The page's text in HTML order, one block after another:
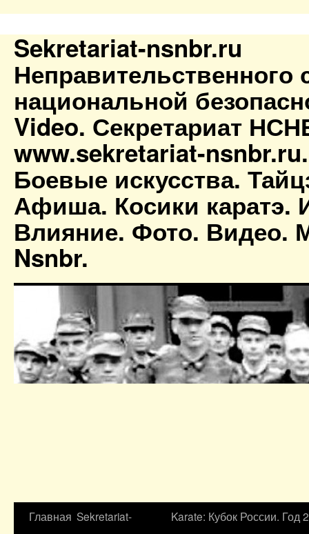
Sekretariat-nsnbr.ru
Неправительственного
национальной
Video. Секретариат
www.sekretariat-
Боевые искусства.
Афиша. Косики каратэ.
Влияние. Фото. Видео.
Nsnbr.
Главная Sekretariat-
Karate: Кубок России. Год